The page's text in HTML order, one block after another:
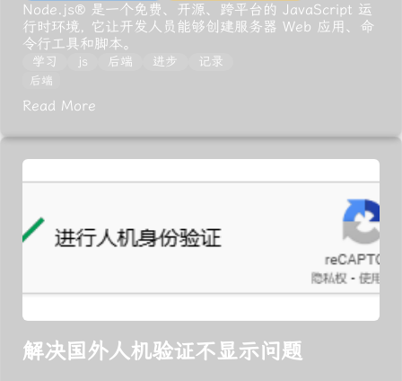
Node.js® 是一个免费、开源、跨平台的 JavaScript 运
行时环境, 它让开发人员能够创建服务器 Web 应用、命
令行工具和脚本。
学习 js 后端 进步 记录
后端
Read More
解决国外人机验证不显示问题